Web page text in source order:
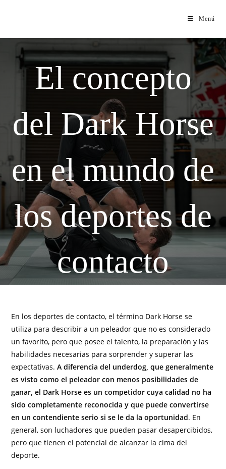
Menú
El concepto
del Dark Horse
en el mundo de
los deportes de
contacto
En los deportes de contacto, el término Dark Horse se
utiliza para describir a un peleador que no es considerado
un favorito, pero que posee el talento, la preparación y las
habilidades necesarias para sorprender y superar las
expectativas. A diferencia del underdog, que generalmente
es visto como el peleador con menos posibilidades de
ganar, el Dark Horse es un competidor cuya calidad no ha
sido completamente reconocida y que puede convertirse
en un contendiente serio si se le da la oportunidad. En
general, son luchadores que pueden pasar desapercibidos,
pero que tienen el potencial de alcanzar la cima del
deporte.